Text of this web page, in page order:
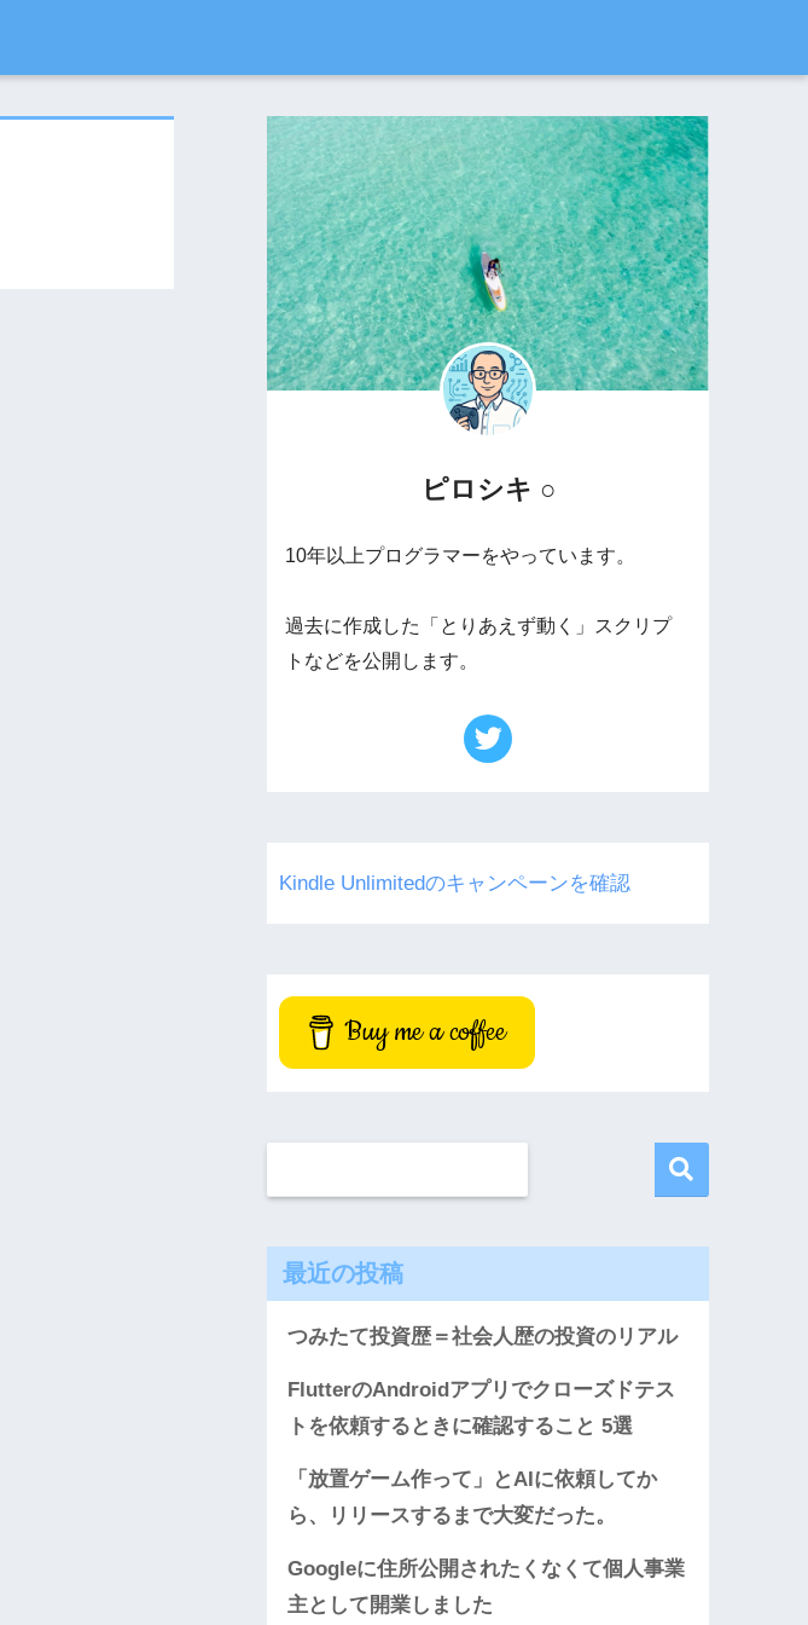
ピロシキ ○
10年以上プログラマーをやっています。
過去に作成した「とりあえず動く」スクリプ
トなどを公開します。
Kindle Unlimitedのキャンペーンを確認
Buy me a coffee
最近の投稿
つみたて投資歴＝社会人歴の投資のリアル
FlutterのAndroidアプリでクローズドテス
トを依頼するときに確認すること 5選
「放置ゲーム作って」とAIに依頼してか
ら、リリースするまで大変だった。
Googleに住所公開されたくなくて個人事業
主として開業しました